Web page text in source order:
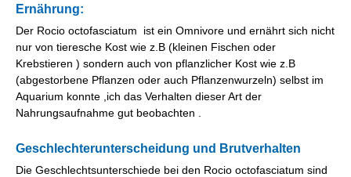
Ernährung:
Der Rocio octofasciatum ist ein Omnivore und ernährt sich nicht
nur von tieresche Kost wie z.B (kleinen Fischen oder
Krebstieren ) sondern auch von pflanzlicher Kost wie z.B
(abgestorbene Pflanzen oder auch Pflanzenwurzeln) selbst im
Aquarium konnte ,ich das Verhalten dieser Art der
Nahrungsaufnahme gut beobachten .
Geschlechterunterscheidung und Brutverhalten
Die Geschlechtsunterschiede bei den Rocio octofasciatum sind